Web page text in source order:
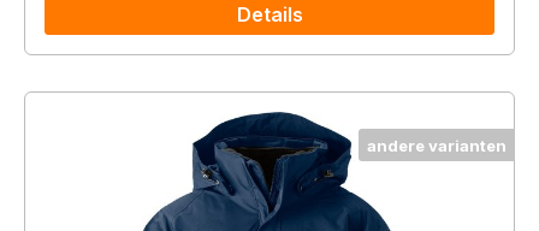
Details
andere varianten